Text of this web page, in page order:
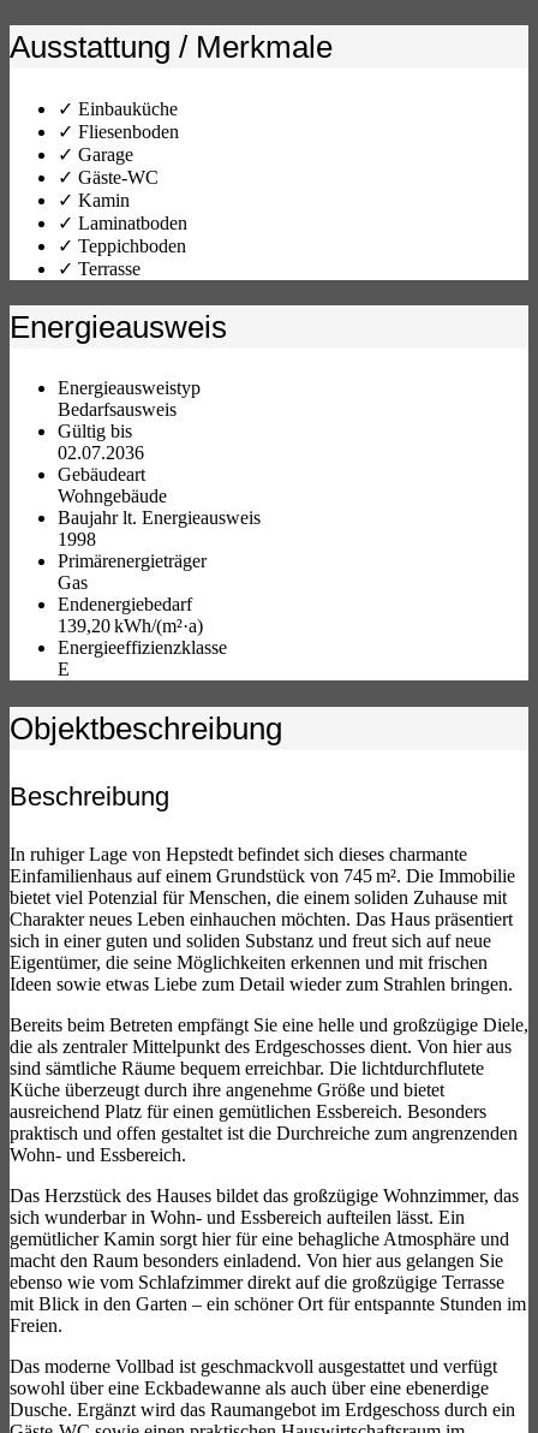
Ausstattung / Merkmale
✓ Einbauküche
✓ Fliesenboden
✓ Garage
✓ Gäste-WC
✓ Kamin
✓ Laminatboden
✓ Teppichboden
✓ Terrasse
Energieausweis
Energieausweistyp
Bedarfs­ausweis
Gültig bis
02.07.2036
Gebäudeart
Wohngebäude
Baujahr lt. Energieausweis
1998
Primärenergieträger
Gas
Endenergie­bedarf
139,20 kWh/(m²·a)
Energie­effizienz­klasse
E
Objekt­beschreibung
Beschreibung
In ruhiger Lage von Hepstedt befindet sich dieses charmante
Einfamilienhaus auf einem Grundstück von 745 m². Die Immobilie
bietet viel Potenzial für Menschen, die einem soliden Zuhause mit
Charakter neues Leben einhauchen möchten. Das Haus präsentiert
sich in einer guten und soliden Substanz und freut sich auf neue
Eigentümer, die seine Möglichkeiten erkennen und mit frischen
Ideen sowie etwas Liebe zum Detail wieder zum Strahlen bringen.
Bereits beim Betreten empfängt Sie eine helle und großzügige Diele,
die als zentraler Mittelpunkt des Erdgeschosses dient. Von hier aus
sind sämtliche Räume bequem erreichbar. Die lichtdurchflutete
Küche überzeugt durch ihre angenehme Größe und bietet
ausreichend Platz für einen gemütlichen Essbereich. Besonders
praktisch und offen gestaltet ist die Durchreiche zum angrenzenden
Wohn- und Essbereich.
Das Herzstück des Hauses bildet das großzügige Wohnzimmer, das
sich wunderbar in Wohn- und Essbereich aufteilen lässt. Ein
gemütlicher Kamin sorgt hier für eine behagliche Atmosphäre und
macht den Raum besonders einladend. Von hier aus gelangen Sie
ebenso wie vom Schlafzimmer direkt auf die großzügige Terrasse
mit Blick in den Garten – ein schöner Ort für entspannte Stunden im
Freien.
Das moderne Vollbad ist geschmackvoll ausgestattet und verfügt
sowohl über eine Eckbadewanne als auch über eine ebenerdige
Dusche. Ergänzt wird das Raumangebot im Erdgeschoss durch ein